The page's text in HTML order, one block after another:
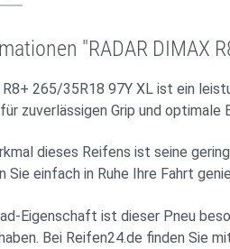
"RADAR DIMAX
R8+ 265/35R18 97Y XL ist ein
zuverlässigen Grip und
dieses Reifens ist seine
Sie einfach in Ruhe Ihre Fahrt
Eigenschaft ist dieser Pneu
Bei Reifen24.de finden Sie